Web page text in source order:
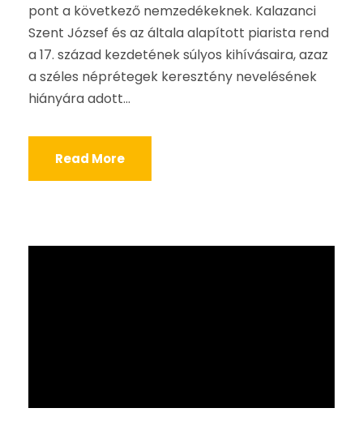
pont a következő nemzedékeknek. Kalazanci
Szent József és az általa alapított piarista rend
a 17. század kezdetének súlyos kihívásaira, azaz
a széles néprétegek keresztény nevelésének
hiányára adott...
Read More